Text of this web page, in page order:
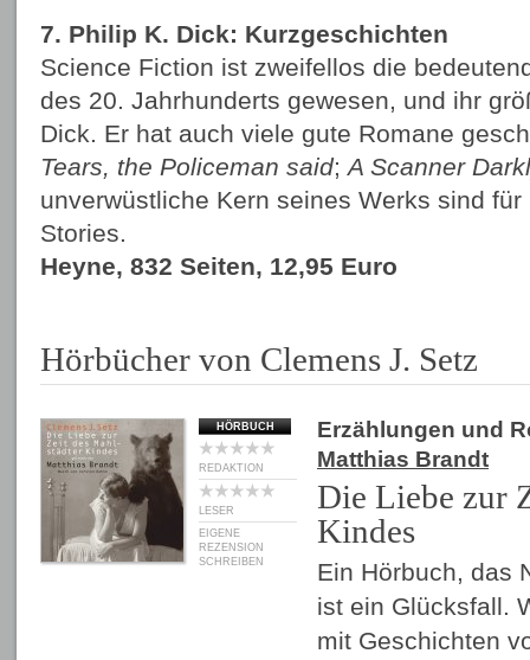
7. Philip K. Dick: Kurzgeschichten
Science Fiction ist zweifellos die
des 20. Jahrhunderts gewesen, und ihr
Dick. Er hat auch viele gute Romane
Tears, the Policeman said;A Scanner
unverwüstliche Kern seines Werks sind
Stories.
Heyne, 832 Seiten, 12,95 Euro
Hörbücher von Clemens J. Setz
HÖRBUCH
REDAKTION
LESER
EIGENE
REZENSION
SCHREIBEN
Erzählungen und
Matthias Brandt
Die Liebe zur
Kindes
Ein Hörbuch, das
ist ein Glücksfall.
mit Geschichten